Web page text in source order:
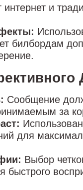
интернет и
билбордам
Сообщение
за
для
Выбор
быстрого